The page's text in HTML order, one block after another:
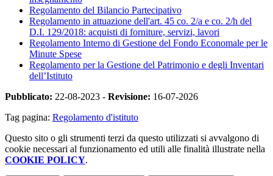
Regolamento del Bilancio Partecipativo
Regolamento in attuazione dell'art. 45 co. 2/a e co. 2/h del
D.I. 129/2018: acquisti di forniture, servizi, lavori
Regolamento Interno di Gestione del Fondo Economale per le
Minute Spese
Regolamento per la Gestione del Patrimonio e degli Inventari
dell’Istituto
Pubblicato: 22-08-2023 - Revisione: 16-07-2026
Tag pagina: Regolamento d'istituto
Questo sito o gli strumenti terzi da questo utilizzati si avvalgono di
cookie necessari al funzionamento ed utili alle finalità illustrate nella
COOKIE POLICY.